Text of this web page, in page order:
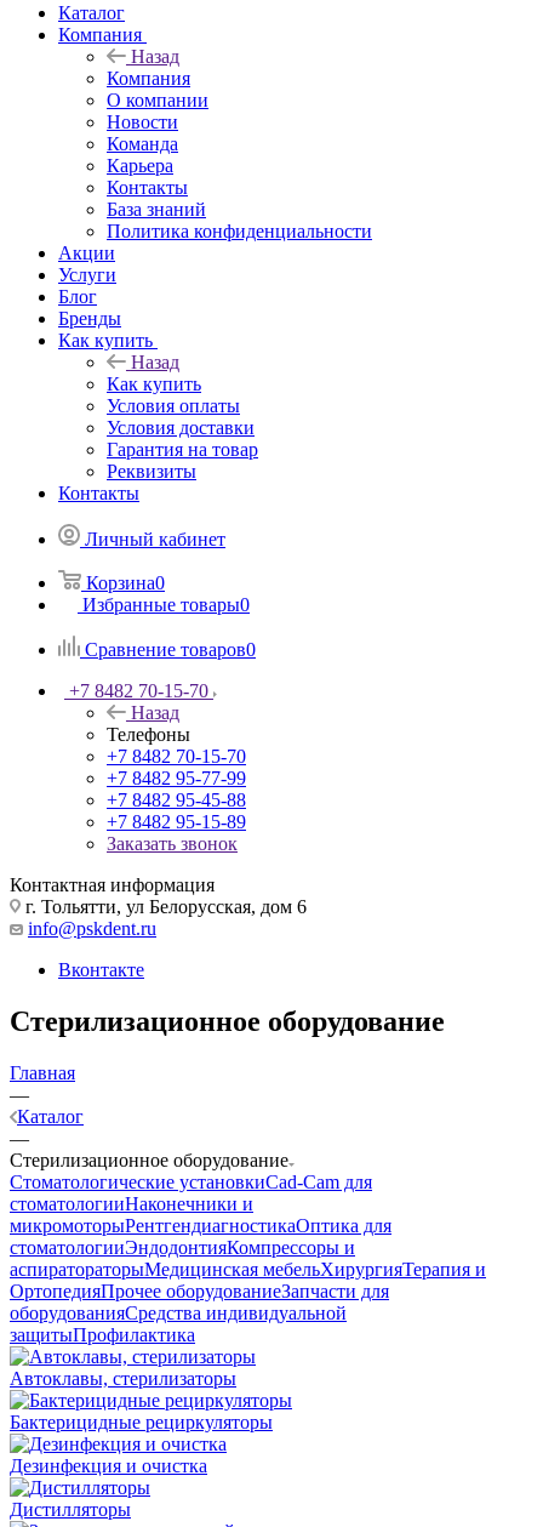
Каталог
Компания
Назад
Компания
О компании
Новости
Команда
Карьера
Контакты
База знаний
Политика конфиденциальности
Акции
Услуги
Блог
Бренды
Как купить
Назад
Как купить
Условия оплаты
Условия доставки
Гарантия на товар
Реквизиты
Контакты
Личный кабинет
Корзина0
Избранные товары0
Сравнение товаров0
+7 8482 70-15-70
Назад
Телефоны
+7 8482 70-15-70
+7 8482 95-77-99
+7 8482 95-45-88
+7 8482 95-15-89
Заказать звонок
Контактная информация
г. Тольятти, ул Белорусская, дом 6
info@pskdent.ru
Вконтакте
Стерилизационное оборудование
Главная
—
Каталог
—
Стерилизационное оборудование
Стоматологические установкиCad-Cam для
стоматологииНаконечники и
микромоторыРентгендиагностикаОптика для
стоматологииЭндодонтияКомпрессоры и
аспиратораторыМедицинская мебельХирургияТерапия и
ОртопедияПрочее оборудованиеЗапчасти для
оборудованияСредства индивидуальной
защитыПрофилактика
Автоклавы, стерилизаторы
Бактерицидные рециркуляторы
Дезинфекция и очистка
Дистилляторы